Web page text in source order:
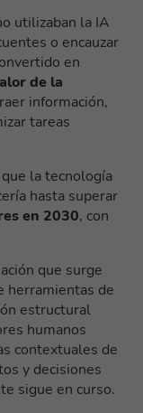
utilizaban la IA
o encauzar
en
de la
información,
tareas
la tecnología
hasta superar
en 2030, con
que surge
herramientas de
estructural
humanos
contextuales de
y decisiones
sigue en curso.